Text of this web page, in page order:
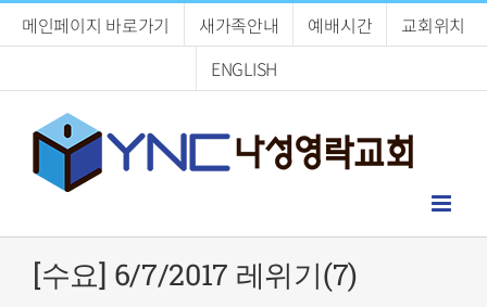
메인페이지 바로가기 새가족안내 예배시간
교회위치
ENGLISH
[수요] 6/7/2017 레위기(7)